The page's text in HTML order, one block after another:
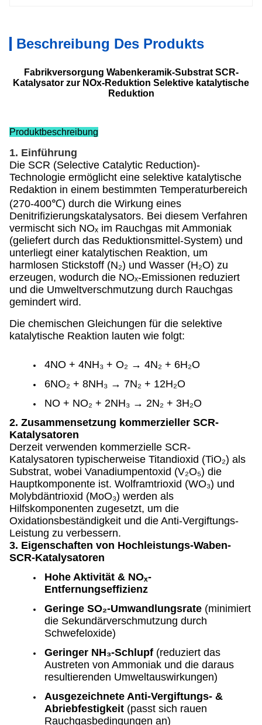
Beschreibung Des Produkts
Fabrikversorgung Wabenkeramik-Substrat SCR-
Katalysator zur NOx-Reduktion Selektive katalytische
Reduktion
Produktbeschreibung
1. Einführung
Die SCR (Selective Catalytic Reduction)-
Technologie ermöglicht eine selektive katalytische
Redaktion in einem bestimmten Temperaturbereich
(270-400℃) durch die Wirkung eines
Denitrifizierungskatalysators. Bei diesem Verfahren
vermischt sich NOₓ im Rauchgas mit Ammoniak
(geliefert durch das Reduktionsmittel-System) und
unterliegt einer katalytischen Reaktion, um
harmlosen Stickstoff (N₂) und Wasser (H₂O) zu
erzeugen, wodurch die NOₓ-Emissionen reduziert
und die Umweltverschmutzung durch Rauchgas
gemindert wird.
Die chemischen Gleichungen für die selektive
katalytische Reaktion lauten wie folgt:
4NO + 4NH₃ + O₂ → 4N₂ + 6H₂O
6NO₂ + 8NH₃ → 7N₂ + 12H₂O
NO + NO₂ + 2NH₃ → 2N₂ + 3H₂O
2. Zusammensetzung kommerzieller SCR-
Katalysatoren
Derzeit verwenden kommerzielle SCR-
Katalysatoren typischerweise Titandioxid (TiO₂) als
Substrat, wobei Vanadiumpentoxid (V₂O₅) die
Hauptkomponente ist. Wolframtrioxid (WO₃) und
Molybdäntrioxid (MoO₃) werden als
Hilfskomponenten zugesetzt, um die
Oxidationsbeständigkeit und die Anti-Vergiftungs-
Leistung zu verbessern.
3. Eigenschaften von Hochleistungs-Waben-
SCR-Katalysatoren
Hohe Aktivität & NOₓ-
Entfernungseffizienz
Geringe SO₂-Umwandlungsrate (minimiert
die Sekundärverschmutzung durch
Schwefeloxide)
Geringer NH₃-Schlupf (reduziert das
Austreten von Ammoniak und die daraus
resultierenden Umweltauswirkungen)
Ausgezeichnete Anti-Vergiftungs- &
Abriebfestigkeit (passt sich rauen
Rauchgasbedingungen an)